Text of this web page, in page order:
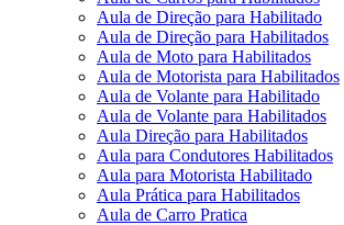
Aula de Direção para Habilitado
Aula de Direção para Habilitados
Aula de Moto para Habilitados
Aula de Motorista para Habilitados
Aula de Volante para Habilitado
Aula de Volante para Habilitados
Aula Direção para Habilitados
Aula para Condutores Habilitados
Aula para Motorista Habilitado
Aula Prática para Habilitados
Aula de Carro Pratica